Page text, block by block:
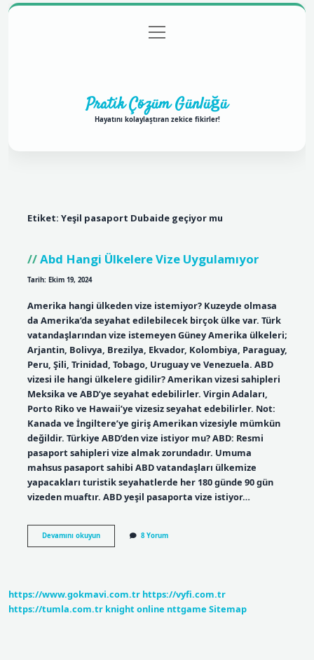
Gizlilik Politikası
menüyü
aç
Pratik Çözüm Günlüğü
Hayatını kolaylaştıran zekice fikirler!
Etiket: Yeşil pasaport Dubaide geçiyor mu
Abd Hangi Ülkelere Vize Uygulamıyor
Tarih: Ekim 19, 2024
Amerika hangi ülkeden vize istemiyor? Kuzeyde olmasa
da Amerika’da seyahat edilebilecek birçok ülke var. Türk
vatandaşlarından vize istemeyen Güney Amerika ülkeleri;
Arjantin, Bolivya, Brezilya, Ekvador, Kolombiya, Paraguay,
Peru, Şili, Trinidad, Tobago, Uruguay ve Venezuela. ABD
vizesi ile hangi ülkelere gidilir? Amerikan vizesi sahipleri
Meksika ve ABD’ye seyahat edebilirler. Virgin Adaları,
Porto Riko ve Hawaii’ye vizesiz seyahat edebilirler. Not:
Kanada ve İngiltere’ye giriş Amerikan vizesiyle mümkün
değildir. Türkiye ABD’den vize istiyor mu? ABD: Resmi
pasaport sahipleri vize almak zorundadır. Umuma
mahsus pasaport sahibi ABD vatandaşları ülkemize
yapacakları turistik seyahatlerde her 180 günde 90 gün
vizeden muaftır. ABD yeşil pasaporta vize istiyor…
Devamını okuyunAbd
Hangi
8 Yorum
https://www.gokmavi.com.tr https://vyfi.com.tr
https://tumla.com.tr knight online nttgame Sitemap